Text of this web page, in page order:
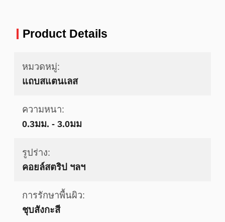
Product Details
หมวดหมู่:
แถบสแตนเลส
ความหนา:
0.3มม. - 3.0มม
รูปร่าง:
คอยล์สตริป ฯลฯ
การรักษาพื้นผิว:
ชุบสังกะสี